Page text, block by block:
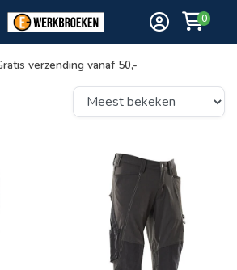
0
verzending vanaf 50,-